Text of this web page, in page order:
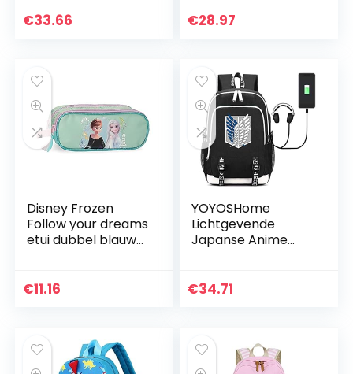
vrije tijd dagrugzak
€33.66
Outdoor Reistas,
€28.97
Disney Frozen
Follow your dreams
etui dubbel blauw
€11.16
YOYOSHome
Lichtgevende
Japanse Anime
Tas Rugzak
€34.71